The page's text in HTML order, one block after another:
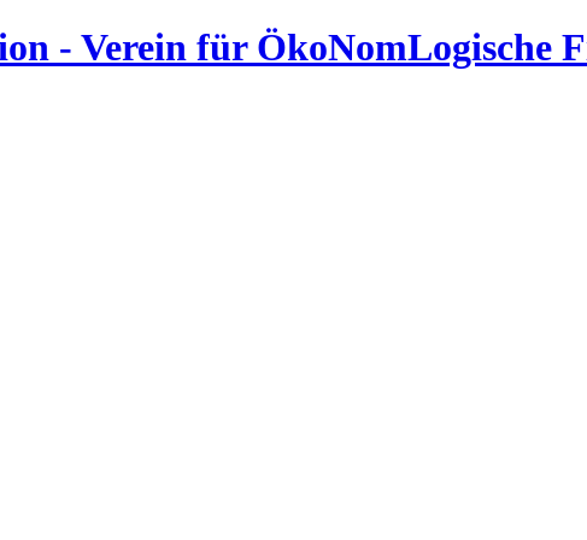
- Verein für ÖkoNomLogische